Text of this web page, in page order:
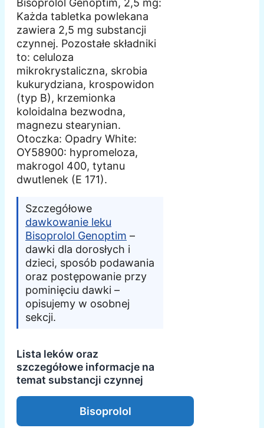
Bisoprolol Genoptim, 2,5 mg:
Każda tabletka powlekana
zawiera 2,5 mg substancji
czynnej. Pozostałe składniki
to: celuloza
mikrokrystaliczna, skrobia
kukurydziana, krospowidon
(typ B), krzemionka
koloidalna bezwodna,
magnezu stearynian.
Otoczka: Opadry White:
OY58900: hypromeloza,
makrogol 400, tytanu
dwutlenek (E 171).
Szczegółowe
dawkowanie leku
Bisoprolol Genoptim –
dawki dla dorosłych i
dzieci, sposób podawania
oraz postępowanie przy
pominięciu dawki –
opisujemy w osobnej
sekcji.
Lista leków oraz
szczegółowe informacje na
temat substancji czynnej
Bisoprolol